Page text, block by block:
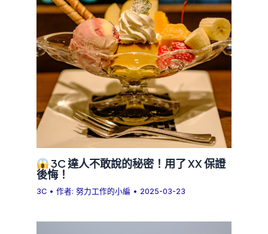
3C 達人不敢說的秘密！用了 XX 保證
後悔！
3C • 作者:努力工作的小編 • 2025-03-23